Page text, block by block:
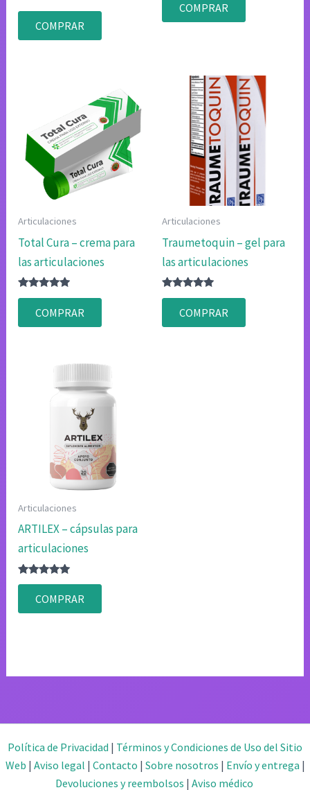
4.75
de 5
original
era:
actual
es:
COMPRAR
4.83
de 5
COMPRAR
Articulaciones
Total Cura – crema para
las articulaciones
Valorado
4.75
de 5
COMPRAR
Articulaciones
Traumetoquin – gel para
las articulaciones
Valorado
4.83
de 5
COMPRAR
Articulaciones
ARTILEX – cápsulas para
articulaciones
Valorado
4.80
de 5
COMPRAR
Política de Privacidad | Términos y Condiciones de Uso del Sitio
Web | Aviso legal | Contacto | Sobre nosotros | Envío y entrega |
Devoluciones y reembolsos | Aviso médico